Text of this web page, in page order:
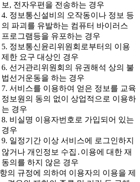
보, 전자우편을 전송하는 경우
4. 정보통신설비의 오작동이나 정보 등
의 파괴를 유발하는 컴퓨터 바이러스
프로그램등을 유포하는 경우
5. 정보통신윤리위원회로부터의 이용
제한 요구 대상인 경우
6. 선거관리위원회의 유권해석 상의 불
법선거운동을 하는 경우
7. 서비스를 이용하여 얻은 정보를 교육
정보원의 동의 없이 상업적으로 이용하
는 경우
8. 비실명 이용자번호로 가입되어 있는
경우
9. 일정기간 이상 서비스에 로그인하지
않거나 개인정보 수집․이용에 대한 재
동의를 하지 않은 경우
의 규정에 의하여 이용자의 이용을 제